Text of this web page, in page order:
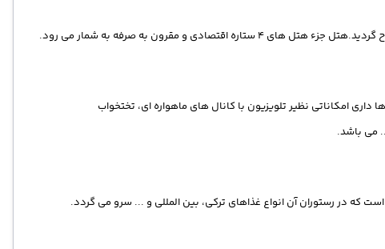
جزء هتل های 4 ستاره اقتصادی و مقرون به صرفه به شمار می رود.
داری امکاناتی نظیر تلویزیون با کانال های ماهواره ای، تختخواب
می باشد.